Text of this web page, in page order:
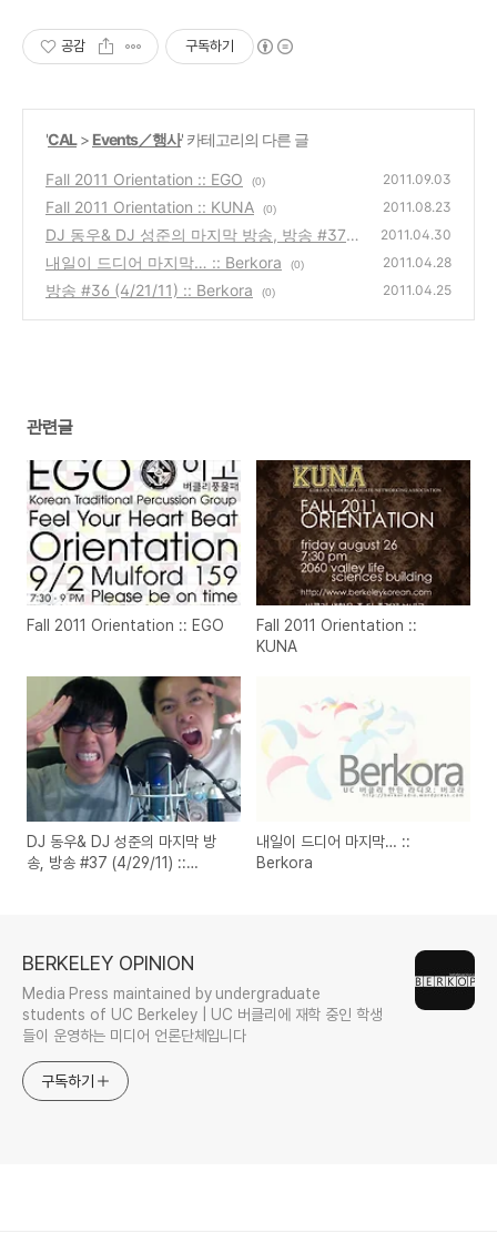
공감 구독하기
'CAL> Events／행사' 카테고리의 다른 글
Fall 2011 Orientation :: EGO (0) 2011.09.03
Fall 2011 Orientation :: KUNA (0) 2011.08.23
DJ 동우& DJ 성준의 마지막 방송, 방송 #37
(4/29/11) :: Berkora
2011.04.30
내일이 드디어 마지막… :: Berkora (0) 2011.04.28
방송 #36 (4/21/11) :: Berkora (0) 2011.04.25
관련글
Fall 2011 Orientation :: EGO
Fall 2011 Orientation ::
KUNA
DJ 동우& DJ 성준의 마지막 방
송, 방송 #37 (4/29/11) ::
내일이 드디어 마지막… ::
Berkora
BERKELEY OPINION
Media Press maintained by undergraduate
students of UC Berkeley | UC 버클리에 재학 중인 학생
들이 운영하는 미디어 언론단체입니다
구독하기